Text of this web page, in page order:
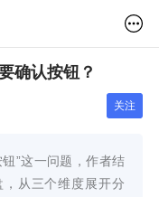
确认按钮？
关注
”这一问题，作者结
从三个维度展开分